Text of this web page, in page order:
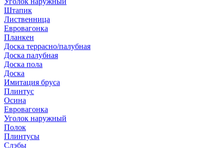
Штапик
Лиственница
Евровагонка
Планкен
Доска террасно/палубная
Доска палубная
Доска пола
Доска
Имитация бруса
Плинтус
Осина
Евровагонка
Уголок наружный
Полок
Плинтусы
Слэбы